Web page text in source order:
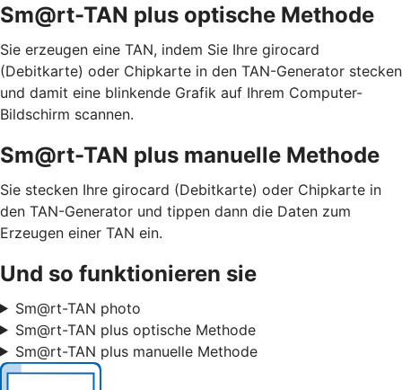
Sm@rt-TAN plus optische Methode
Sie erzeugen eine TAN, indem Sie Ihre girocard
(Debitkarte) oder Chipkarte in den TAN-Generator stecken
und damit eine blinkende Grafik auf Ihrem Computer-
Bildschirm scannen.
Sm@rt-TAN plus manuelle Methode
Sie stecken Ihre girocard (Debitkarte) oder Chipkarte in
den TAN-Generator und tippen dann die Daten zum
Erzeugen einer TAN ein.
Und so funktionieren sie
Sm@rt-TAN photo
Sm@rt-TAN plus optische Methode
Sm@rt-TAN plus manuelle Methode